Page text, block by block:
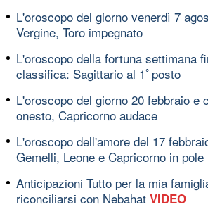
L'oroscopo del giorno venerdì 7
Vergine, Toro impegnato
L'oroscopo della fortuna settimana
classifica: Sagittario al 1ﾟposto
L'oroscopo del giorno 20 febbraio e
onesto, Capricorno audace
L'oroscopo dell'amore del 17
Gemelli, Leone e Capricorno in pole
Anticipazioni Tutto per la mia
riconciliarsi con Nebahat VIDEO